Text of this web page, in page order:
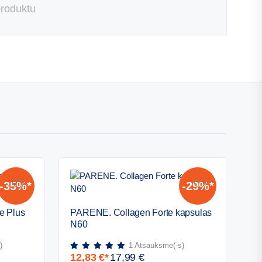
-35%*
Plus
Collagen
Forte
kapsulas
N60
-29%*
PARENE. Collagen Forte kapsulas
N60
1 Atsauksme(-s)
12,83 €*17,99 €